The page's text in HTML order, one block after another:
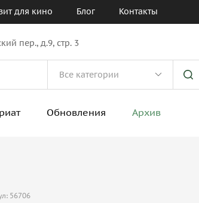
для кино Блог Контакты
пер., д.9, стр. 3
Обновления Архив
56706